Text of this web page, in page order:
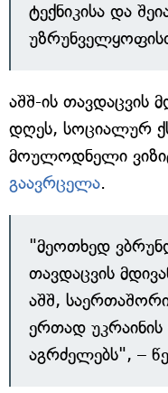
ტექნიკისა და
აშშ-ის თავდაცვის
დღეს, სოციალურ
მოულოდნელი
გაავრცელა.
"მეოთხედ
თავდაცვის
აშშ,
ერთად უკრაინის
აგრძელებს", –